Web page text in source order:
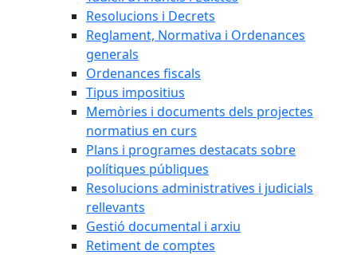
Resolucions i Decrets
Reglament, Normativa i Ordenances
generals
Ordenances fiscals
Tipus impositius
Memòries i documents dels projectes
normatius en curs
Plans i programes destacats sobre
polítiques públiques
Resolucions administratives i judicials
rellevants
Gestió documental i arxiu
Retiment de comptes